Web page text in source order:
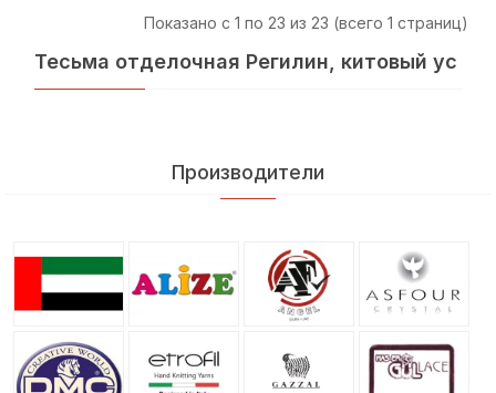
Показано с 1 по 23 из 23 (всего 1 страниц)
Тесьма отделочная Регилин, китовый ус
Производители